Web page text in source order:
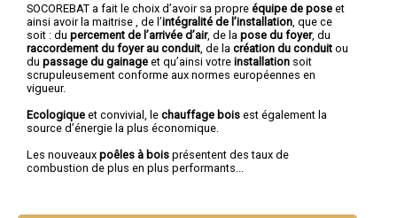
SOCOREBAT a fait le choix d’avoir sa propre équipe de pose et
ainsi avoir la maitrise , de l’intégralité de l’installation, que ce
soit : du percement de l’arrivée d’air, de la pose du foyer, du
raccordement du foyer au conduit, de la création du conduit ou
du passage du gainage et qu’ainsi votre installation soit
scrupuleusement conforme aux normes européennes en
vigueur.
Ecologique et convivial, le chauffage bois est également la
source d’énergie la plus économique.
Les nouveaux poêles à bois présentent des taux de
combustion de plus en plus performants...